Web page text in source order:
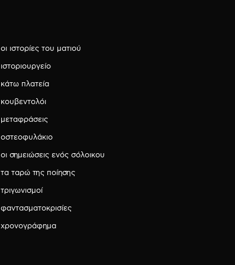
οι ιστορίες του ματιού
ιστοριουργείο
κάτω πλατεία
κουβεντολόι
μεταφράσεις
οστεοφυλάκιο
οι σημειώσεις ενός σόλοικου
τα ταρώ της ποίησης
τριγωνισμοί
φαντασματοκρισίες
χρονογράφημα